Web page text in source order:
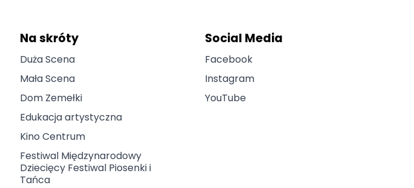
Na skróty
Duża Scena
Mała Scena
Dom Zemełki
Edukacja artystyczna
Kino Centrum
Festiwal Międzynarodowy
Dziecięcy Festiwal Piosenki i
Tańca
Social Media
Facebook
Instagram
YouTube